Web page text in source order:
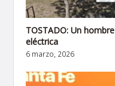
TOSTADO: Un
eléctrica
6 marzo, 2026